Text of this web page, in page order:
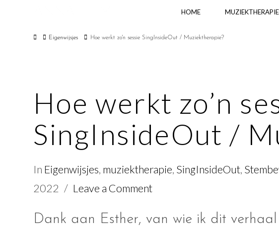
HOME MUZIEKTHERAPIE
HomeEigenwijsjes Hoe werkt zo'n sessie SingInsideOut / Muziektherapie?
Hoe werkt zo’n
SingInsideOut /
In Eigenwijsjes, muziektherapie, SingInsideOut,
2022
Leave a Comment
Dank aan Esther, van wie ik dit